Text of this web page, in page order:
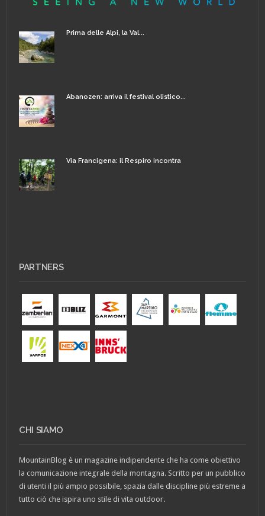
Prima delle Alpi, la Val...
Abanozen: arriva il festival olistico...
Via Francigena: il Respiro incontra
PARTNERS
CHI SIAMO
MountainBlog è un magazine indipendente che ha come obiettivo
la comunicazione integrale della montagna. Scritto per un pubblico
di utenti il più ampio possibile, spazia dalle discipline più estreme a
tutto ciò che ispira uno stile di vita outdoor.